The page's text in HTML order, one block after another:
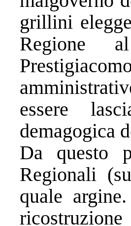
grillini
Regione
essere
demagogica
Da questo
Regionali
quale